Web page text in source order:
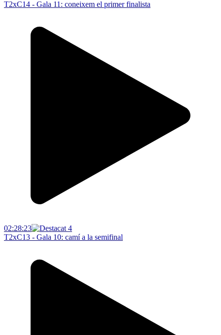
T2xC14 - Gala 11: coneixem el primer finalista
02:28:23
T2xC13 - Gala 10: camí a la semifinal